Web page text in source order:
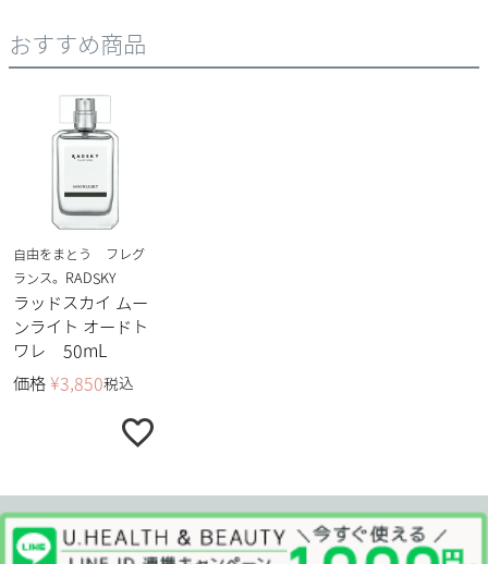
おすすめ商品
自由をまとう フレグ
ランス。RADSKY
ラッドスカイ ムー
ンライト オードト
ワレ 50mL
価格 ¥3,850税込